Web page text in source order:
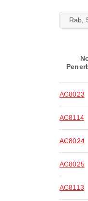
Rab,
AC8023
AC8114
AC8024
AC8025
AC8113